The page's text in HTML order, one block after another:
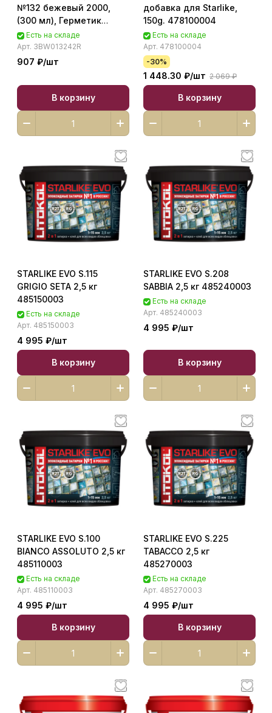
№132 бежевый 2000,
(300 мл), Герметик
силиконовый
3BW013242R
Есть на складе
Арт. 3BW013242R
907 ₽/шт
В корзину
добавка для Starlike,
150g. 478100004
Есть на складе
Арт. 478100004
-30%
1 448.30 ₽/шт 2 069 ₽
В корзину
STARLIKE EVO S.115
GRIGIO SETA 2,5 кг
485150003
Есть на складе
Арт. 485150003
4 995 ₽/шт
В корзину
STARLIKE EVO S.208
SABBIA 2,5 кг 485240003
Есть на складе
Арт. 485240003
4 995 ₽/шт
В корзину
STARLIKE EVO S.100
BIANCO ASSOLUTO 2,5 кг
485110003
Есть на складе
Арт. 485110003
4 995 ₽/шт
В корзину
STARLIKE EVO S.225
TABACCO 2,5 кг
485270003
Есть на складе
Арт. 485270003
4 995 ₽/шт
В корзину